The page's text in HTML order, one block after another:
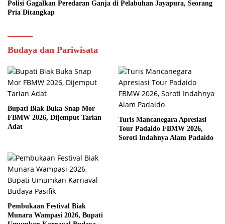
Polisi Gagalkan Peredaran Ganja di Pelabuhan Jayapura, Seorang
Pria Ditangkap
Budaya dan Pariwisata
Bupati Biak Buka Snap Mor
FBMW 2026, Dijemput Tarian
Adat
Turis Mancanegara Apresiasi
Tour Padaido FBMW 2026,
Soroti Indahnya Alam Padaido
Pembukaan Festival Biak
Munara Wampasi 2026, Bupati